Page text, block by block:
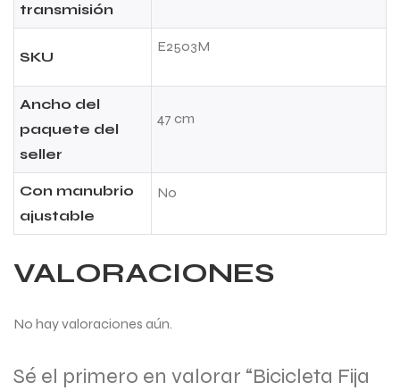
transmisión
SKU
E2503M
Ancho del
paquete del
seller
47 cm
Con manubrio
ajustable
No
VALORACIONES
No hay valoraciones aún.
Sé el primero en valorar “Bicicleta Fija